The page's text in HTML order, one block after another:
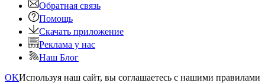
Обратная связь
Помощь
Скачать приложение
Реклама у нас
Наш Блог
OKИспользуя наш сайт, вы соглашаетесь с нашими правилами